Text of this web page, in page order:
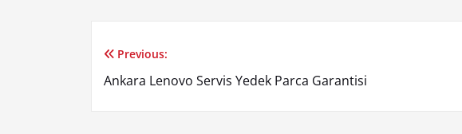
Yazı
Previous:
Ankara Lenovo Servis Yedek Parca Garantisi